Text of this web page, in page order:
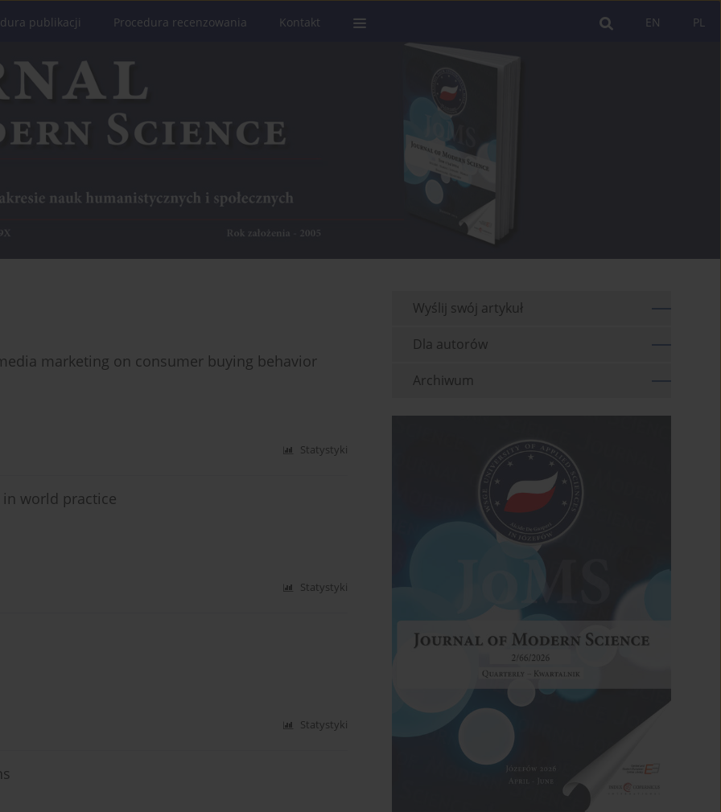
PL
EN
publikacji Procedura recenzowania Kontakt
marketing on consumer buying behavior
Statystyki
world practice
Statystyki
Statystyki
Wyślij swój artykuł
Dla autorów
Archiwum